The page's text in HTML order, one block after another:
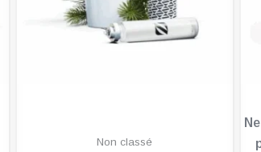
Non classé